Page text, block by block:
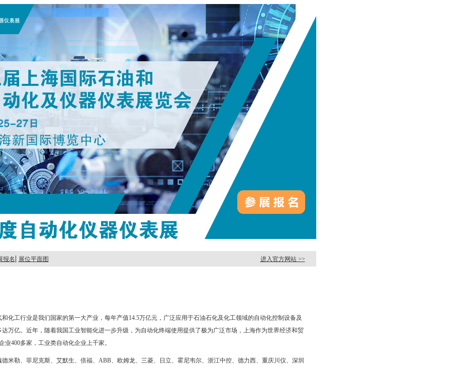
报名 | 展位平面图 进入官方网站 >>
化工行业是我们国家的第一大产业，每年产值14.5万亿元，广泛应用于石油石化及化工领域的自动化控制设备及
万亿。近年，随着我国工业智能化进一步升级，为自动化终端使用提供了极为广泛市场，上海作为世界经济和贸
业400多家，工业类自动化企业上千家。
德米勒、菲尼克斯、艾默生、倍福、ABB、欧姆龙、三菱、日立、霍尼韦尔、浙江中控、德力西、重庆川仪、深圳